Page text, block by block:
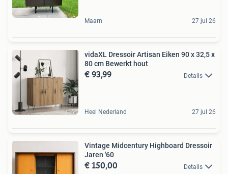
Maarn 27 jul 26
vidaXL Dressoir Artisan Eiken 90 x 32,5 x
80 cm Bewerkt hout
€ 93,99 Details
Heel Nederland 27 jul 26
Vintage Midcentury Highboard Dressoir
Jaren '60
€ 150,00 Details